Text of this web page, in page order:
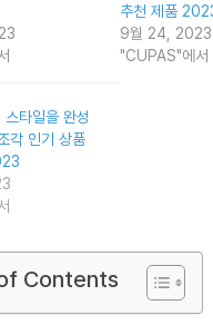
추천 제품
9월 24, 2023
"CUPAS"에서
스타일을 완성
각 인기 상품
Contents